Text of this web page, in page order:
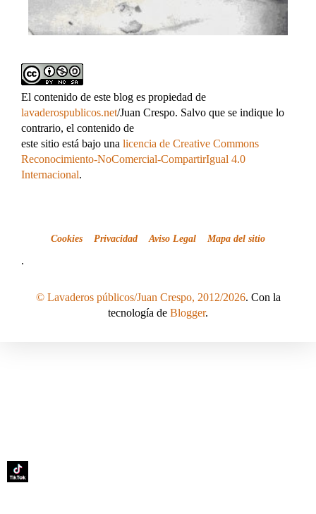
El contenido de este blog es propiedad de
lavaderospublicos.net/Juan Crespo. Salvo que se indique lo
contrario, el contenido de
este sitio está bajo una licencia de Creative Commons
Reconocimiento-NoComercial-CompartirIgual 4.0
Internacional.
Cookies Privacidad Aviso Legal Mapa del sitio
.
© Lavaderos públicos/Juan Crespo, 2012/2026. Con la
tecnología de Blogger.